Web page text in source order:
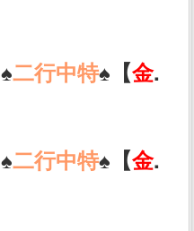
♠️二行中特♠️【金.
♠️二行中特♠️【金.